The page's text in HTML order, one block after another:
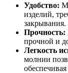
Удобство:
изделий,
закрывания.
Прочность:
прочной и
Легкость
молнии